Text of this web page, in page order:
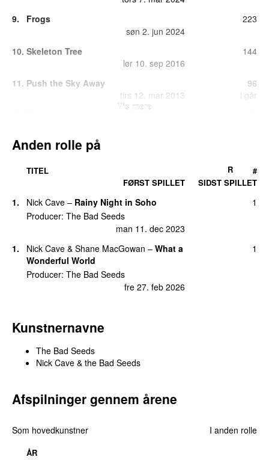
9.
Frogs
søn 2. jun 2024
223
10. Skeleton Tree
lør 10. sep 2016
144
11. Push the Sky Away
tirs 12. mar 2013
i går
96
13. Straight to You
69
The Weeping Song
lør 28. maj 2011
16.
Fifteen Feet of Pure White Snow
tirs 12. apr 2011
68
Jubilee Street
man 11. feb 2013
For?
søn 17. apr 2011
lør 16. apr 2011
As I Sat Sadly by Her Side
Vis mere
Anden rolle på
TITEL
FØRST SPILLET
SIDST SPILLET
R #
1. Nick Cave – Rainy Night in Soho
man 11. dec 2023
1
Producer: The Bad Seeds
1. Nick Cave & Shane MacGowan – What a
Wonderful World
fre 27. feb 2026
1
Producer: The Bad Seeds
Kunstnernavne
The Bad Seeds
Nick Cave & the Bad Seeds
Afspilninger gennem årene
Som hovedkunstner I anden rolle
ÅR